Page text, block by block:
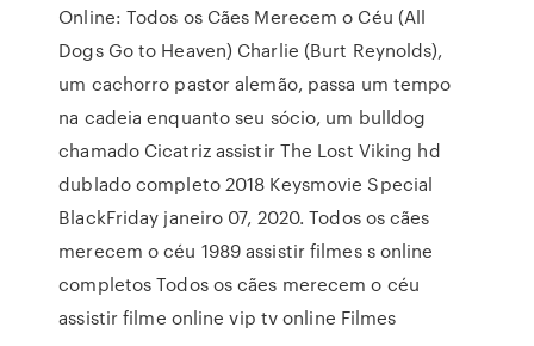
Online: Todos os Cães Merecem o Céu (All
Dogs Go to Heaven) Charlie (Burt Reynolds),
um cachorro pastor alemão, passa um tempo
na cadeia enquanto seu sócio, um bulldog
chamado Cicatriz assistir The Lost Viking hd
dublado completo 2018 Keysmovie Special
BlackFriday janeiro 07, 2020. Todos os cães
merecem o céu 1989 assistir filmes s online
completos Todos os cães merecem o céu
assistir filme online vip tv online Filmes